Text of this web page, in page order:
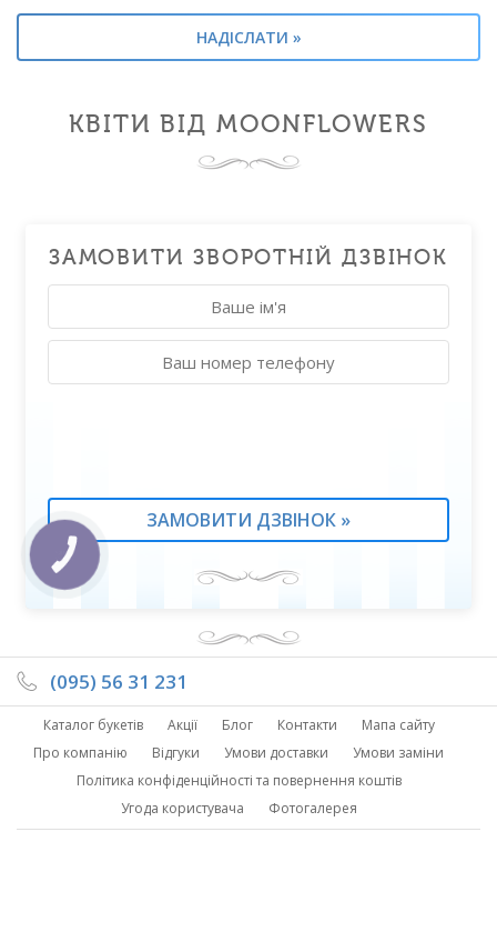
КВІТИ ВІД MOONFLOWERS
ЗАМОВИТИ ЗВОРОТНІЙ ДЗВІНОК
(095) 56 31 231
Каталог букетів Акції Блог Контакти
Мапа сайту
Про компанію
Відгуки Умови доставки
Умови заміни
Політика конфіденційності та повернення коштів
Угода користувача
Фотогалерея
КНОПКА
ЗВ'ЯЗКУ